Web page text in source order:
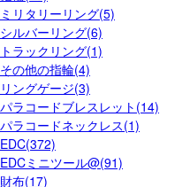
ミリタリーリング(5)
シルバーリング(6)
トラックリング(1)
その他の指輪(4)
リングゲージ(3)
パラコードブレスレット(14)
パラコードネックレス(1)
EDC(372)
EDCミニツール@(91)
財布(17)